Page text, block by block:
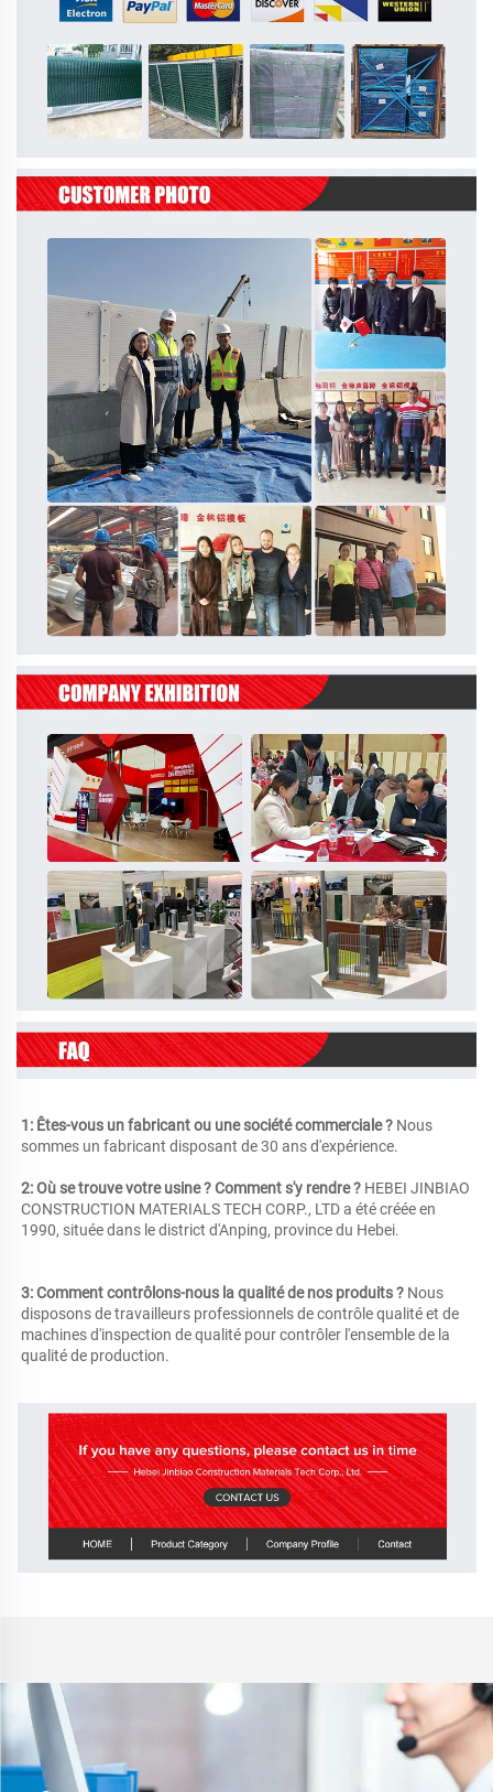
1: Êtes-vous un fabricant ou une société commerciale ? Nous
sommes un fabricant disposant de 30 ans d'expérience.
2: Où se trouve votre usine ? Comment s'y rendre ? HEBEI JINBIAO
CONSTRUCTION MATERIALS TECH CORP., LTD a été créée en
1990, située dans le district d'Anping, province du Hebei.
3: Comment contrôlons-nous la qualité de nos produits ? Nous
disposons de travailleurs professionnels de contrôle qualité et de
machines d'inspection de qualité pour contrôler l'ensemble de la
qualité de production.